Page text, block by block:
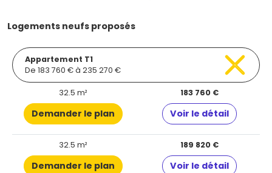
Logements neufs proposés
Appartement T1
De 183 760 € à 235 270 €
32.5 m² 183 760 €
Demander le plan Voir le détail
32.5 m² 189 820 €
Demander le plan Voir le détail